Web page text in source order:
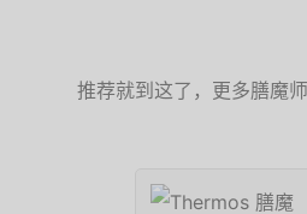
推荐就到这了，更多膳魔